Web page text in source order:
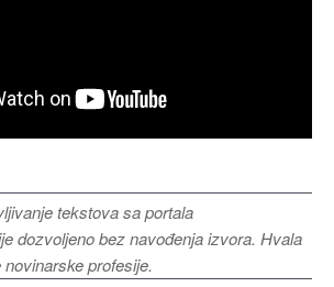
tekstova sa portala
dozvoljeno bez navođenja izvora. Hvala
profesije.